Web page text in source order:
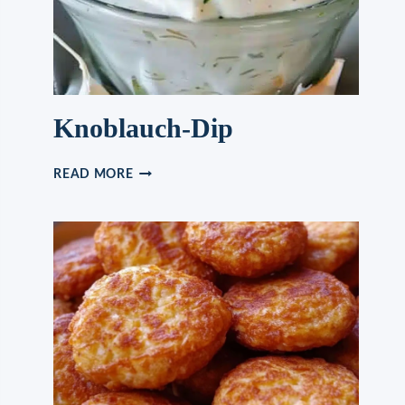
CRUNCH
Knoblauch-Dip
READ MOREKNOBLAUCH-